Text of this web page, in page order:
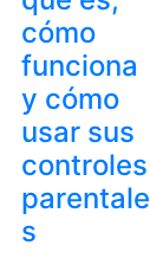
cómo
funciona
y cómo
usar sus
controles
parentale
s